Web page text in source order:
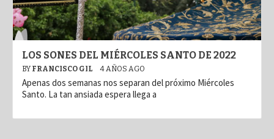
LOS SONES DEL MIÉRCOLES SANTO DE 2022
BY FRANCISCO GIL 4 AÑOS AGO
Apenas dos semanas nos separan del próximo Miércoles
Santo. La tan ansiada espera llega a